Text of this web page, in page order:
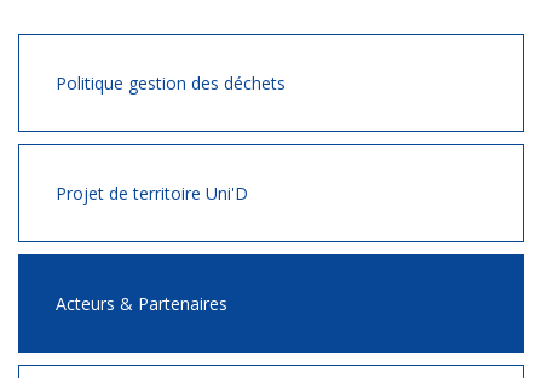
Politique gestion des déchets
Projet de territoire Uni'D
Acteurs & Partenaires